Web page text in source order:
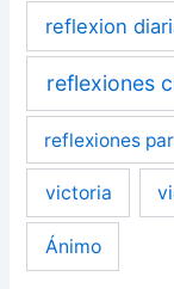
reflexion
reflexiones
reflexiones
victoria
Ánimo